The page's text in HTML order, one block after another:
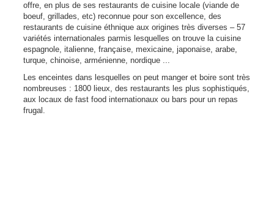
offre, en plus de ses restaurants de cuisine locale (viande de
boeuf, grillades, etc) reconnue pour son excellence, des
restaurants de cuisine éthnique aux origines très diverses – 57
variétés internationales parmis lesquelles on trouve la cuisine
espagnole, italienne, française, mexicaine, japonaise, arabe,
turque, chinoise, arménienne, nordique ...
Les enceintes dans lesquelles on peut manger et boire sont très
nombreuses : 1800 lieux, des restaurants les plus sophistiqués,
aux locaux de fast food internationaux ou bars pour un repas
frugal.